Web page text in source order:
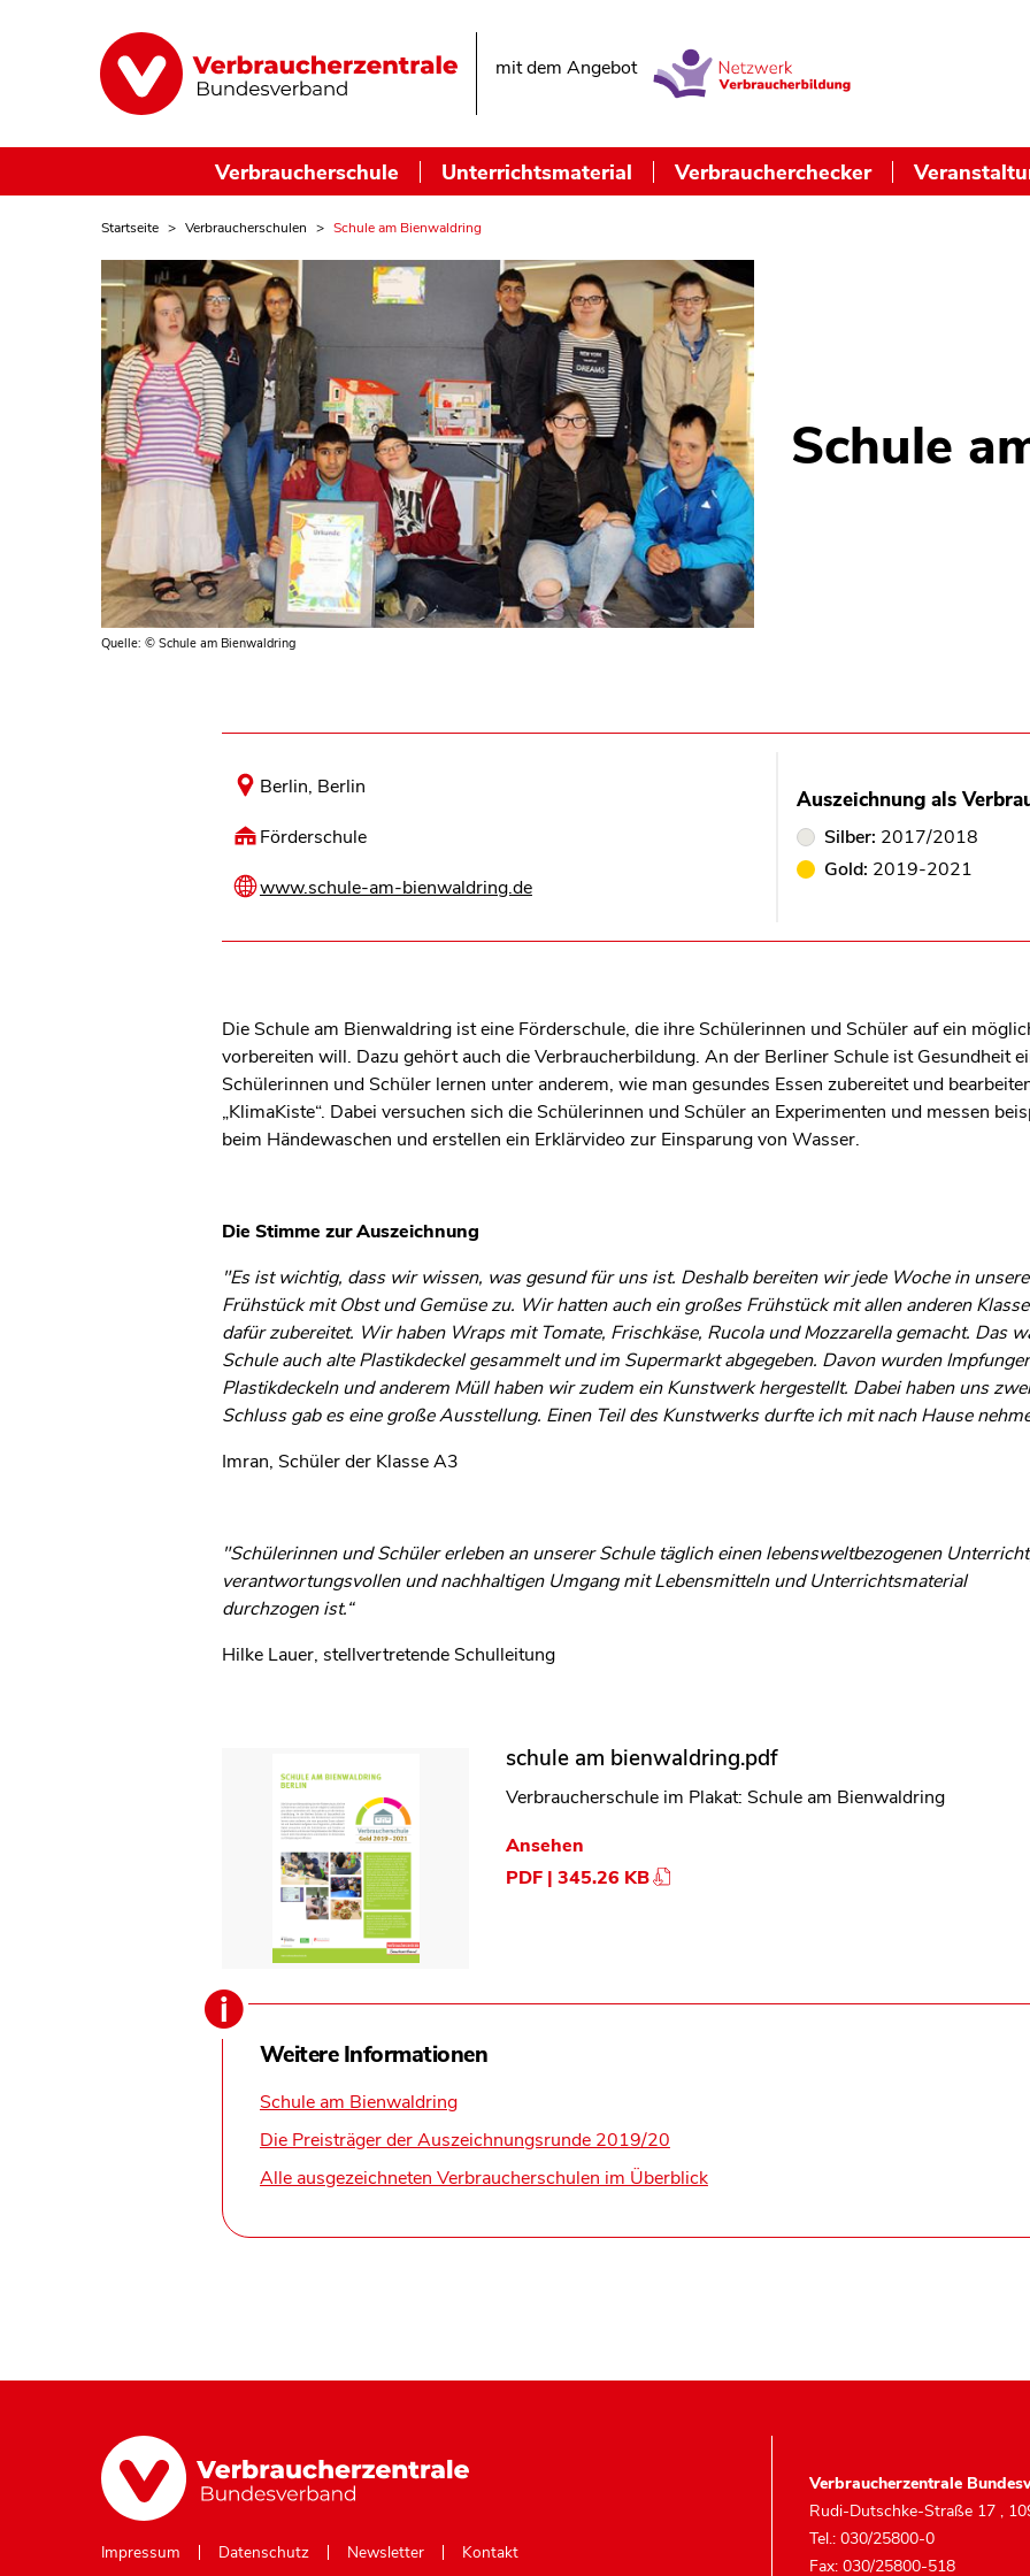
mit dem Angebot
Verbraucherschule Unterrichtsmaterial Verbraucherchecker
Startseite Verbraucherschulen Schule am Bienwaldring
Quelle: © Schule am Bienwaldring
Schule
Berlin, Berlin
Förderschule
www.schule-am-bienwaldring.de
Auszeichnung als
Silber: 2017/2018
Gold: 2019-2021
Die Schule am Bienwaldring ist eine Förderschule, die ihre Schülerinnen und Schüler auf ein
vorbereiten will. Dazu gehört auch die Verbraucherbildung. An der Berliner Schule ist Gesundheit
Schülerinnen und Schüler lernen unter anderem, wie man gesundes Essen zubereitet und
„KlimaKiste“. Dabei versuchen sich die Schülerinnen und Schüler an Experimenten und messen
beim Händewaschen und erstellen ein Erklärvideo zur Einsparung von Wasser.
Die Stimme zur Auszeichnung
"Es ist wichtig, dass wir wissen, was gesund für uns ist. Deshalb bereiten wir jede Woche in
Frühstück mit Obst und Gemüse zu. Wir hatten auch ein großes Frühstück mit allen anderen
dafür zubereitet. Wir haben Wraps mit Tomate, Frischkäse, Rucola und Mozzarella gemacht. Das
Schule auch alte Plastikdeckel gesammelt und im Supermarkt abgegeben. Davon wurden
Plastikdeckeln und anderem Müll haben wir zudem ein Kunstwerk hergestellt. Dabei haben uns
Schluss gab es eine große Ausstellung. Einen Teil des Kunstwerks durfte ich mit nach Hause
Imran, Schüler der Klasse A3
"Schülerinnen und Schüler erleben an unserer Schule täglich einen lebensweltbezogenen
verantwortungsvollen und nachhaltigen Umgang mit Lebensmitteln und Unterrichtsmaterial
durchzogen ist.“
Hilke Lauer, stellvertretende Schulleitung
schule am bienwaldring.pdf
Verbraucherschule im Plakat: Schule am Bienwaldring
Ansehen
PDF | 345.26 KB
Weitere Informationen
Schule am Bienwaldring
Die Preisträger der Auszeichnungsrunde 2019/20
Alle ausgezeichneten Verbraucherschulen im Überblick
Impressum Datenschutz Newsletter Kontakt
Verbraucherzentrale
Rudi-Dutschke-Straße 17 ,
Tel.: 030/25800-0
Fax: 030/25800-518